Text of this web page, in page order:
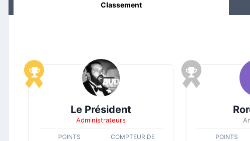
Classement
Le Président
Administrateurs
POINTS
COMPTEUR DE
POINTS